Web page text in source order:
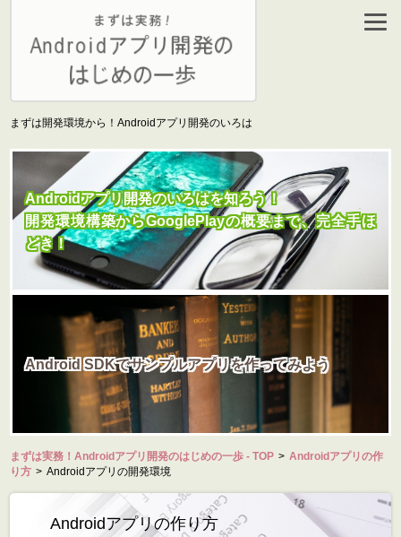
まずは開発環境から！Androidアプリ開発のいろは
Androidアプリ開発のいろはを知ろう！
開発環境構築からGooglePlayの概要まで、完全手ほ
どき！
Android SDKでサンプルアプリを作ってみよう
まずは実務！Androidアプリ開発のはじめの一歩 - TOP > Androidアプリの作
り方 > Androidアプリの開発環境
Androidアプリの作り方